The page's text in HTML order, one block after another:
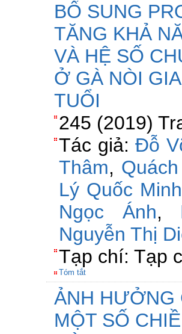
BỔ SUNG
TĂNG KHẢ
VÀ HỆ SỐ
Ở GÀ NÒI
TUỔI
245 (2019)
Tác giả:Đỗ
Thâm,
Lý Quốc Minh
Ngọc Ánh,
Nguyễn Thị
Tạp chí: Tạp
Tóm tắt
ẢNH HƯỞNG
MỘT SỐ